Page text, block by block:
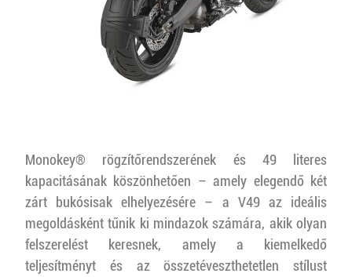
Monokey® rögzítőrendszerének és 49 literes
kapacitásának köszönhetően – amely elegendő két
zárt bukósisak elhelyezésére – a V49 az ideális
megoldásként tűnik ki mindazok számára, akik olyan
felszerelést keresnek, amely a kiemelkedő
teljesítményt és az összetéveszthetetlen stílust